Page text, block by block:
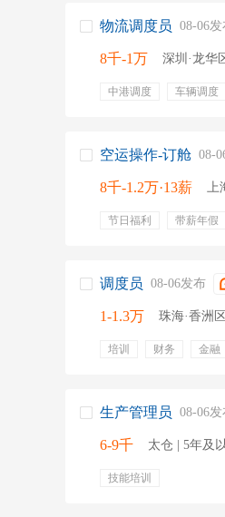
物流调度员 08-06发
8千-1万 深圳·龙华
中港调度 车辆调度
空运操作-订舱 08-
8千-1.2万·13薪 上
节日福利 带薪年假
调度员 08-06发布
1-1.3万 珠海·香洲
培训 财务 金融
生产管理员 08-06发
6-9千 太仓 | 5年及
技能培训